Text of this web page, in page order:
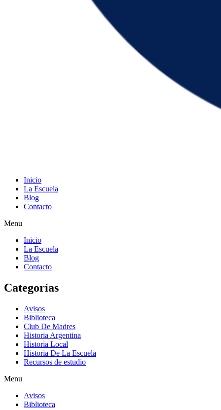
Inicio
La Escuela
Blog
Contacto
Menu
Inicio
La Escuela
Blog
Contacto
Categorías
Avisos
Biblioteca
Club De Madres
Historia Argentina
Historia Local
Historia De La Escuela
Recursos de estudio
Menu
Avisos
Biblioteca